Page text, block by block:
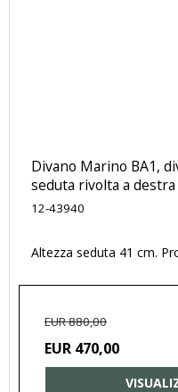
Divano Marino BA1,
seduta rivolta a
12-43940
Altezza seduta 41 cm.
EUR 880,00
EUR 470,00